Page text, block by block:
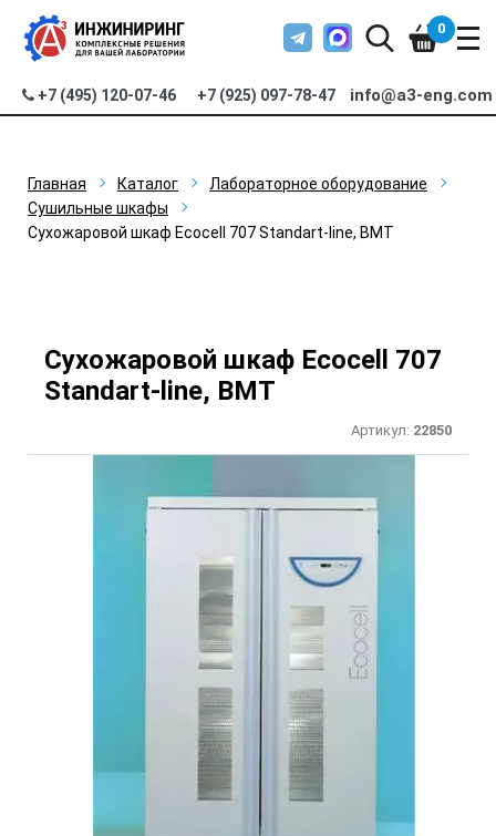
+7 (495) 120-07-46 +7 (925) 097-78-47 info@a3-eng.com
0
Главная Каталог
Лабораторное оборудование
Сушильные шкафы
Сухожаровой шкаф Ecocell 707 Standart-line, BMT
Сухожаровой шкаф Ecocell 707
Standart-line, BMT
Артикул: 22850